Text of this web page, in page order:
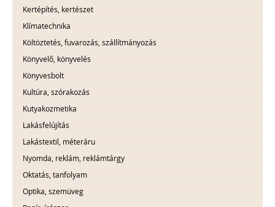
Kertépítés, kertészet
Klímatechnika
Költöztetés, fuvarozás, szállítmányozás
Könyvelő, könyvelés
Könyvesbolt
Kultúra, szórakozás
Kutyakozmetika
Lakásfelújítás
Lakástextil, méteráru
Nyomda, reklám, reklámtárgy
Oktatás, tanfolyam
Optika, szemüveg